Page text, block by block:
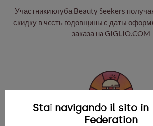
Участники клуба Beauty Seekers
скидку в честь годовщины с даты
заказа на GIGLIO.COM
Stai navigando il sito in
Federation